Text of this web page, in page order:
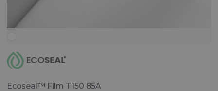
Ecoseal™ Film T150 85A